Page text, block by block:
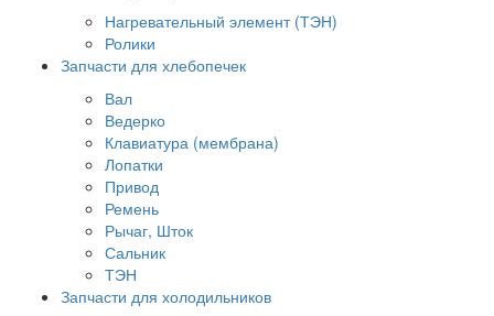
Нагревательный элемент (ТЭН)
Ролики
Запчасти для хлебопечек
Вал
Ведерко
Клавиатура (мембрана)
Лопатки
Привод
Ремень
Рычаг, Шток
Сальник
ТЭН
Запчасти для холодильников